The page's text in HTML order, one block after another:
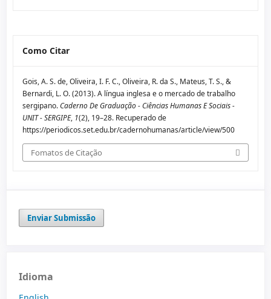
Como Citar
Gois, A. S. de, Oliveira, I. F. C., Oliveira, R. da S., Mateus, T. S., &
Bernardi, L. O. (2013). A língua inglesa e o mercado de trabalho
sergipano.Caderno De Graduação - Ciências Humanas E Sociais -
UNIT - SERGIPE, 1(2), 19–28. Recuperado de
https://periodicos.set.edu.br/cadernohumanas/article/view/500
Fomatos de Citação
Enviar Submissão
Idioma